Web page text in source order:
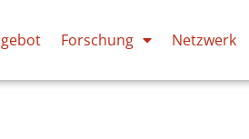
Forschung Netzwerk